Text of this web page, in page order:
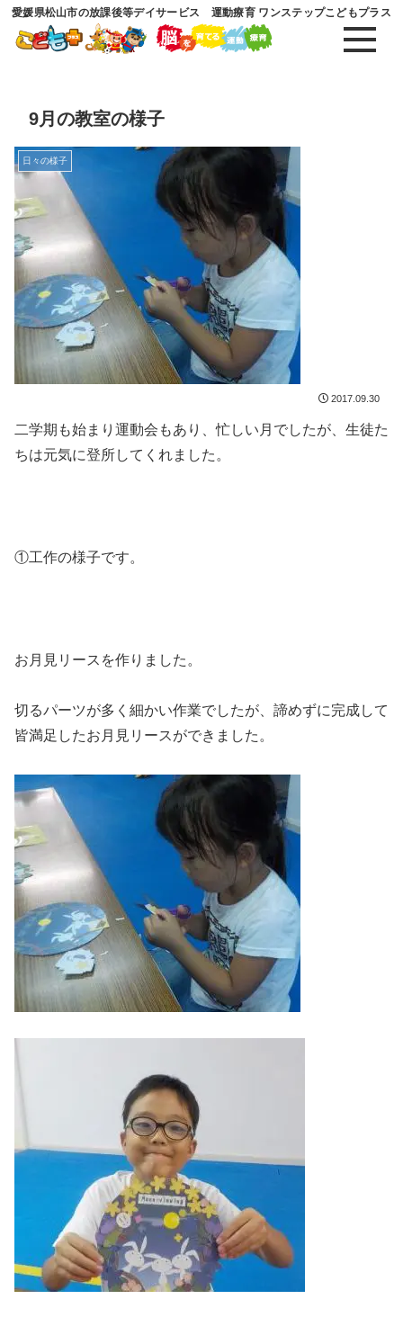
愛媛県松山市の放課後等デイサービス 運動療育 ワンステップこどもプラス
9月の教室の様子
日々の様子
2017.09.30
二学期も始まり運動会もあり、忙しい月でしたが、生徒た
ちは元気に登所してくれました。
①工作の様子です。
お月見リースを作りました。
切るパーツが多く細かい作業でしたが、諦めずに完成して
皆満足したお月見リースができました。